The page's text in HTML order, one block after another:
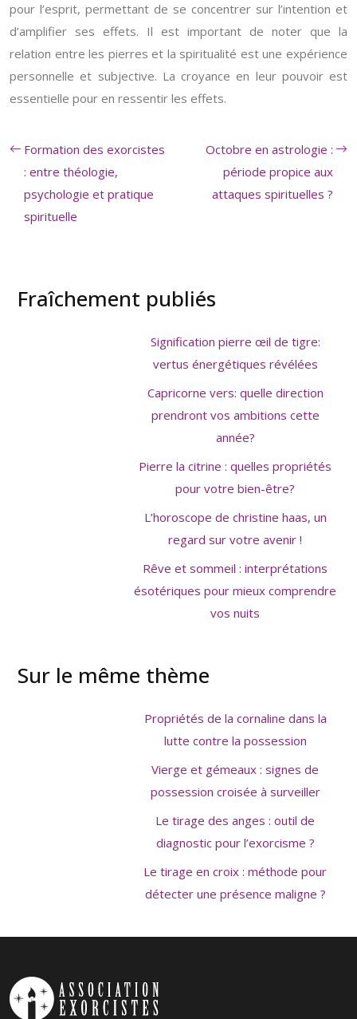
pour l’esprit, permettant de se concentrer sur l’intention et
d’amplifier ses effets. Il est important de noter que la
relation entre les pierres et la spiritualité est une expérience
personnelle et subjective. La croyance en leur pouvoir est
essentielle pour en ressentir les effets.
Formation des exorcistes
: entre théologie,
psychologie et pratique
spirituelle
Octobre en astrologie :
période propice aux
attaques spirituelles ?
Fraîchement publiés
Signification pierre œil de tigre:
vertus énergétiques révélées
Capricorne vers: quelle direction
prendront vos ambitions cette
année?
Pierre la citrine : quelles propriétés
pour votre bien-être?
L’horoscope de christine haas, un
regard sur votre avenir !
Rêve et sommeil : interprétations
ésotériques pour mieux comprendre
vos nuits
Sur le même thème
Propriétés de la cornaline dans la
lutte contre la possession
Vierge et gémeaux : signes de
possession croisée à surveiller
Le tirage des anges : outil de
diagnostic pour l’exorcisme ?
Le tirage en croix : méthode pour
détecter une présence maligne ?